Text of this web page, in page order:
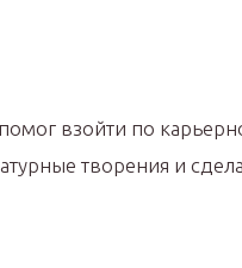
взойти по
творения и